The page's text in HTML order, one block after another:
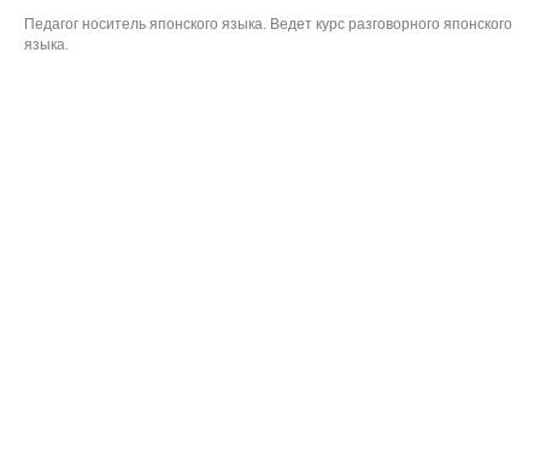
Педагог носитель японского языка. Ведет курс разговорного японского
языка.